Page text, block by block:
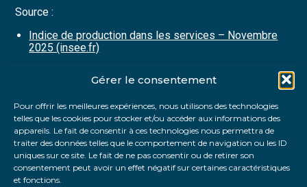
Gérer le consentement
Pour offrir les meilleures expériences, nous utilisons des technologies
telles que les cookies pour stocker et/ou accéder aux informations des
appareils. Le fait de consentir à ces technologies nous permettra de
traiter des données telles que le comportement de navigation ou les ID
uniques sur ce site. Le fait de ne pas consentir ou de retirer son
consentement peut avoir un effet négatif sur certaines caractéristiques
et fonctions.
Source :
Indice de production dans les services – Novembre
2025 (insee.fr)
FaceBook
TwitterLinkedIn